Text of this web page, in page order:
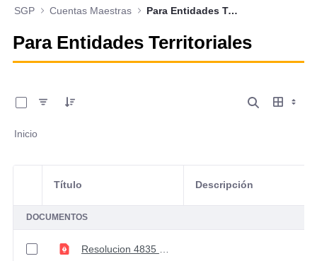
SGP Cuentas Maestras Para Entidades Territoriales
Para Entidades Territoriales
Inicio
Selección del elemento
Título Descripción
DOCUMENTOS